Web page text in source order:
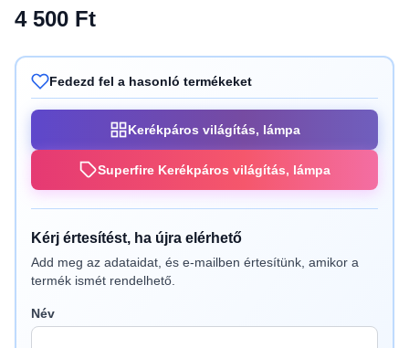
4 500 Ft
Fedezd fel a hasonló termékeket
Kerékpáros világítás, lámpa
Superfire Kerékpáros világítás, lámpa
Kérj értesítést, ha újra elérhető
Add meg az adataidat, és e-mailben értesítünk, amikor a
termék ismét rendelhető.
Név